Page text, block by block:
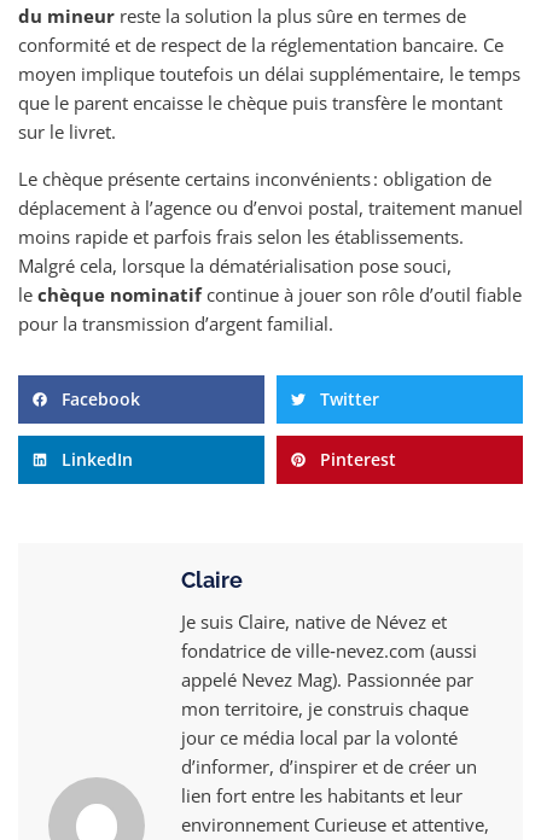
du mineur reste la solution la plus sûre en termes de
conformité et de respect de la réglementation bancaire. Ce
moyen implique toutefois un délai supplémentaire, le temps
que le parent encaisse le chèque puis transfère le montant
sur le livret.
Le chèque présente certains inconvénients : obligation de
déplacement à l’agence ou d’envoi postal, traitement manuel
moins rapide et parfois frais selon les établissements.
Malgré cela, lorsque la dématérialisation pose souci,
le chèque nominatifcontinue à jouer son rôle d’outil fiable
pour la transmission d’argent familial.
Facebook Twitter
LinkedIn Pinterest
Claire
Je suis Claire, native de Névez et
fondatrice de ville‑nevez.com (aussi
appelé Nevez Mag). Passionnée par
mon territoire, je construis chaque
jour ce média local par la volonté
d’informer, d’inspirer et de créer un
lien fort entre les habitants et leur
environnement Curieuse et attentive,